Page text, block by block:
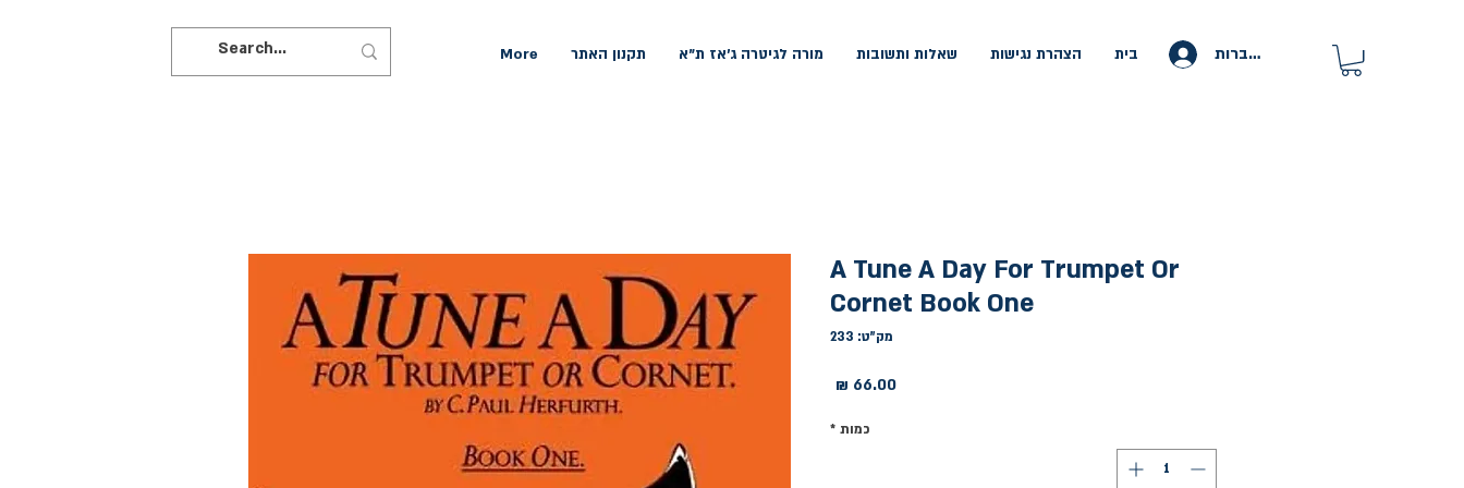
בית הצהרת נגישות שאלות ותשובות מורה לגיטרה ג'אז ת"א תקנון האתר More להתחברות
A Tune A Day For Trumpet Or
Cornet Book One
מק"ט: 233
כמות *